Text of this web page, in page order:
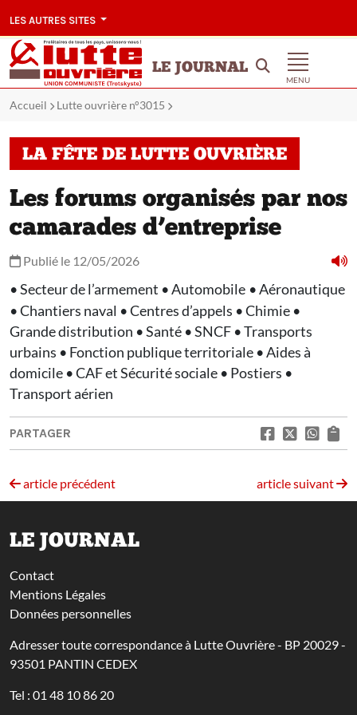
LES AUTRES SITES
LE JOURNAL
MENU
Accueil Lutte ouvrière n°3015
LA FÊTE DE LUTTE OUVRIÈRE
Les forums organisés par nos
camarades d’entreprise
Publié le 12/05/2026
• Secteur de l’armement • Automobile • Aéronautique
• Chantiers naval • Centres d’appels • Chimie •
Grande distribution • Santé • SNCF • Transports
urbains • Fonction publique territoriale • Aides à
domicile • CAF et Sécurité sociale • Postiers •
Transport aérien
PARTAGER
article précédent article suivant
LE JOURNAL
Contact
Mentions Légales
Données personnelles
Adresser toute correspondance à Lutte Ouvrière - BP 20029 -
93501 PANTIN CEDEX
Tel : 01 48 10 86 20